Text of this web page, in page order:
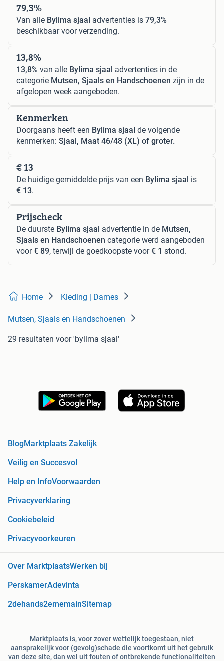
79,3%
Van alle Bylima sjaal advertenties is 79,3%
beschikbaar voor verzending.
13,8%
13,8% van alle Bylima sjaal advertenties in de
categorie Mutsen, Sjaals en Handschoenen zijn in de
afgelopen week aangeboden.
Kenmerken
Doorgaans heeft een Bylima sjaal de volgende
kenmerken: Sjaal, Maat 46/48 (XL) of groter.
€ 13
De huidige gemiddelde prijs van een Bylima sjaal is
€ 13.
Prijscheck
De duurste Bylima sjaal advertentie in de Mutsen,
Sjaals en Handschoenen categorie werd aangeboden
voor€ 89, terwijl de goedkoopste voor€ 1 stond.
Home Kleding | Dames
Mutsen, Sjaals en Handschoenen
29 resultaten voor 'bylima sjaal'
BlogMarktplaats Zakelijk
Veilig en Succesvol
Help en InfoVoorwaarden
Privacyverklaring
Cookiebeleid
Privacyvoorkeuren
Over MarktplaatsWerken bij
PerskamerAdevinta
2dehands2ememainSitemap
Marktplaats is, voor zover wettelijk toegestaan, niet
aansprakelijk voor (gevolg)schade die voortkomt uit het gebruik
van deze site, dan wel uit fouten of ontbrekende functionaliteiten